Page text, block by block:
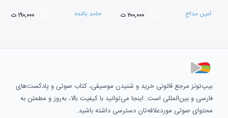
امین مداح ۲۰۰,۰۰۰ ت حامد بالنده ۱۹۰,۰۰۰ ت
بیپ‌تونز مرجع قانونی خرید و شنیدن موسیقی، کتاب صوتی و پادکست‌های
فارسی و بین‌المللی است. اینجا می‌توانید با کیفیت بالا، به‌روز و مطمئن به
محتوای صوتی موردعلاقه‌تان دسترسی داشته باشید.